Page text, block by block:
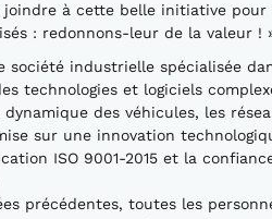
joindre à cette belle initiative
: redonnons-leur de la valeur !
société industrielle spécialisée
technologies et logiciels
des véhicules, les
mise sur une innovation
ISO 9001-2015 et la
précédentes, toutes les